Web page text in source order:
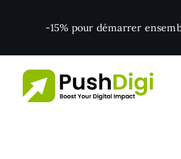
content
-15% pour démarrer